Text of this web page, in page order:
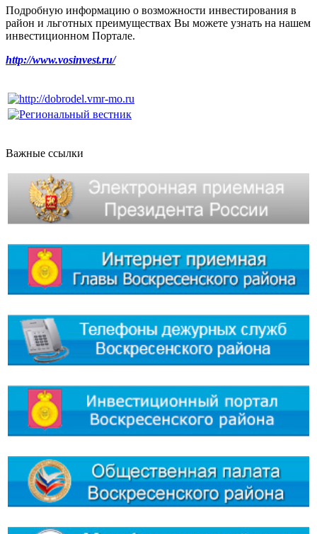
Подробную информацию о возможности инвестирования в
район и льготных преимуществах Вы можете узнать на нашем
инвестиционном Портале.
http://www.vosinvest.ru/
Важные ссылки